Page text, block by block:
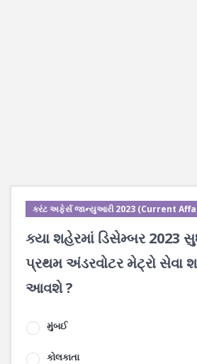
કરંટ અફેર્સ જાન્યુઆરી 2023 (Current
ક્યા શહેરમાં ડિસેમ્બર 2023
પ્રથમ અંડરવોટર મેટ્રો સેવા
આવશે ?
મુંબઈ
કોલકાતા